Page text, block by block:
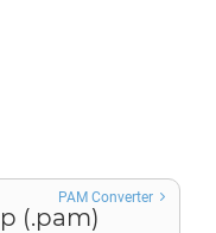
(.pam)
PAM Converter